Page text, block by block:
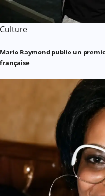
Culture
Mario Raymond publie un
française